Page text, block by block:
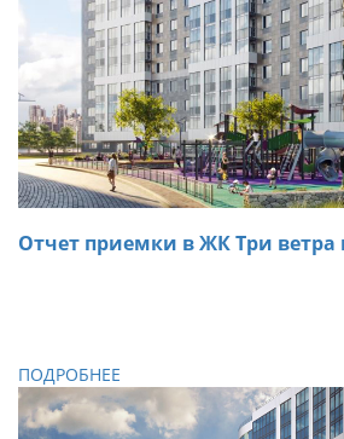
Отчет приемки в ЖК Три ветра
ПОДРОБНЕЕ